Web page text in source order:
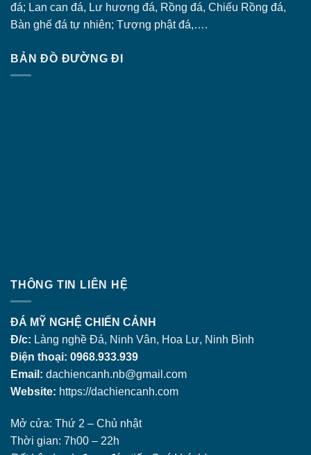
đá; Lan can đá, Lư hương đá, Rồng đá, Chiếu Rồng đá,
Bàn ghế đá tự nhiên; Tượng phật đá,….
BẢN ĐỒ ĐƯỜNG ĐI
THÔNG TIN LIÊN HỆ
ĐÁ MỸ NGHỆ CHIẾN CẢNH
Đ/c: Làng nghề Đá, Ninh Vân, Hoa Lư, Ninh Bình
Điện thoại: 0968.933.939
Email: dachiencanh.nb@gmail.com
Website: https://dachiencanh.com
Mở cửa: Thứ 2 – Chủ nhật
Thời gian: 7h00 – 22h